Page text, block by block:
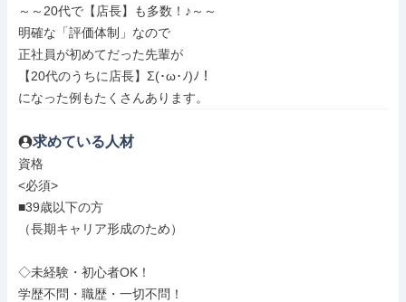
～～20代で【店長】も多数！♪～～
明確な「評価体制」なので
正社員が初めてだった先輩が
【20代のうちに店長】Σ(･ω･ﾉ)ﾉ！
になった例もたくさんあります。
求めている人材
資格
<必須>
■39歳以下の方
（長期キャリア形成のため）
◇未経験・初心者OK！
学歴不問・職歴・一切不問！